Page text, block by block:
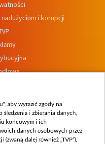
i korupcji
wewnętrznych
aby wyrazić zgody na
i zbierania danych,
końcowym i ich
danych osobowych przez
dalej również „TVP”),